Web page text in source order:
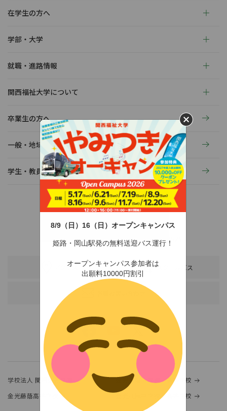
8/9（日）16（日）オープンキャンパス
姫路・岡山駅発の無料送迎バス運行！
オープンキャンパス参加者は
出願料10000円割引
在学生の方へ
学部・大学
就職・進路情報
関西福祉大学について
卒業生の方へ
一般・地域の方へ
学生・教員の活動
〒678-0255 兵庫県赤穂市新田380-3
TEL：0791-46-2525（代）FAX：0791-46-2526
アクセス スクールバス
学校法人 関西金光学園
金光大阪中学校・高等学校
金光藤蔭高等学校
金光八尾中学校・高等学校